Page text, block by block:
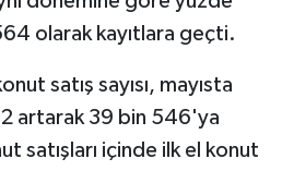
olarak kayıtlara geçti.
satış sayısı, mayısta
artarak 39 bin 546'ya
satışları içinde ilk el konut